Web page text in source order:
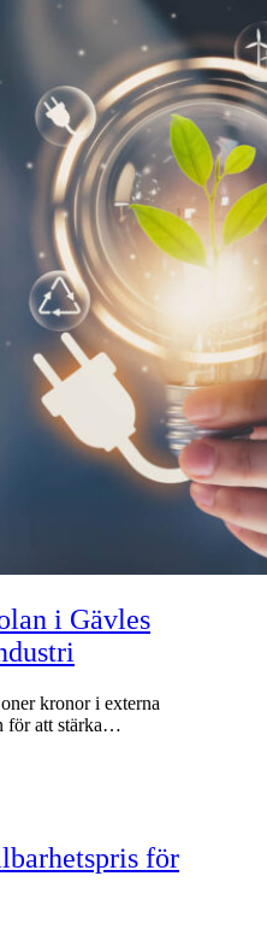
i Gävles
kronor i externa
för att stärka…
för